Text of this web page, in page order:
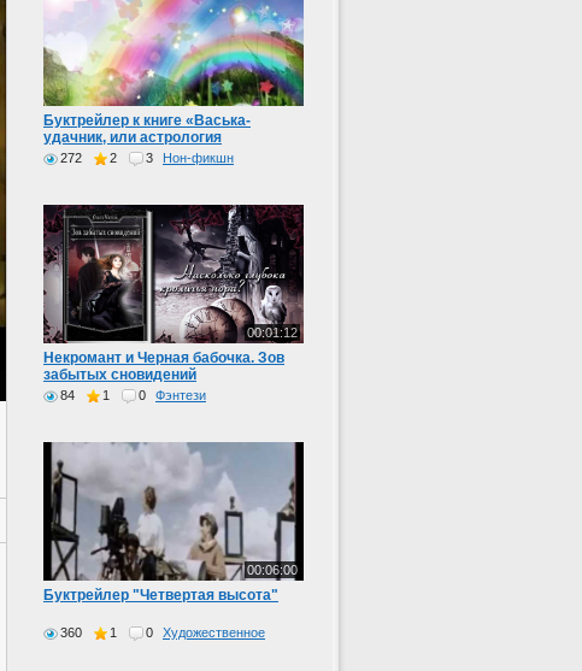
Буктрейлер к книге «Васька-
удачник, или астрология
финансового благополучия»
272 2 3 Нон-фикшн
00:01:12
Некромант и Черная бабочка. Зов
забытых сновидений
84 1 0 Фэнтези
00:06:00
Буктрейлер "Четвертая высота"
360 1 0 Художественное